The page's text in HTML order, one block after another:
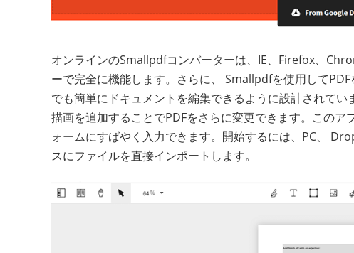
オンラインのSmallpdfコンバーターは、IE、Firefox、
ーで完全に機能します。さらに、 Smallpdfを使用して
でも簡単にドキュメントを編集できるように設計されて
描画を追加することでPDFをさらに変更できます。この
ォームにすばやく入力できます。開始するには、PC、
スにファイルを直接インポートします。